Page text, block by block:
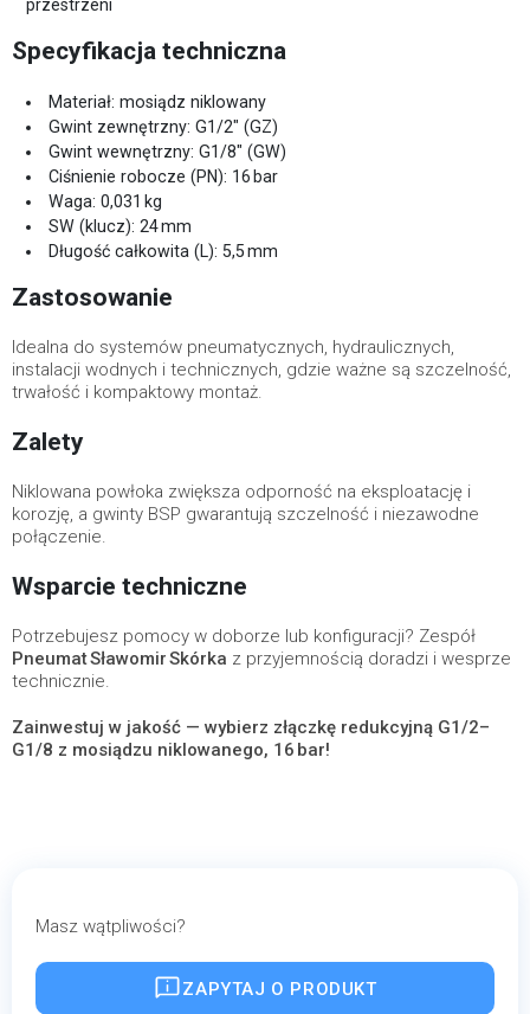
przestrzeni
Specyfikacja techniczna
Materiał: mosiądz niklowany
Gwint zewnętrzny: G1/2″ (GZ)
Gwint wewnętrzny: G1/8″ (GW)
Ciśnienie robocze (PN): 16 bar
Waga: 0,031 kg
SW (klucz): 24 mm
Długość całkowita (L): 5,5 mm
Zastosowanie
Idealna do systemów pneumatycznych, hydraulicznych,
instalacji wodnych i technicznych, gdzie ważne są szczelność,
trwałość i kompaktowy montaż.
Zalety
Niklowana powłoka zwiększa odporność na eksploatację i
korozję, a gwinty BSP gwarantują szczelność i niezawodne
połączenie.
Wsparcie techniczne
Potrzebujesz pomocy w doborze lub konfiguracji? Zespół
Pneumat Sławomir Skórka z przyjemnością doradzi i wesprze
technicznie.
Zainwestuj w jakość — wybierz złączkę redukcyjną G1/2–
G1/8 z mosiądzu niklowanego, 16 bar!
Masz wątpliwości?
ZAPYTAJ O PRODUKT